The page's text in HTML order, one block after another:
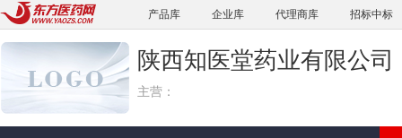
产品库 企业库 代理商库 招标中标
陕西知医堂药业有限公司
主营：